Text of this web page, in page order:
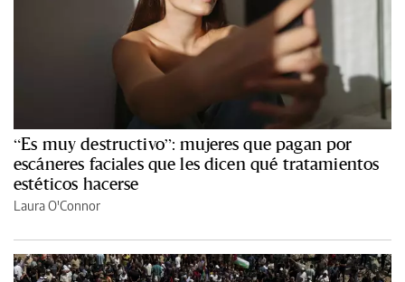
“Es muy destructivo”: mujeres que pagan por
escáneres faciales que les dicen qué tratamientos
estéticos hacerse
Laura O'Connor